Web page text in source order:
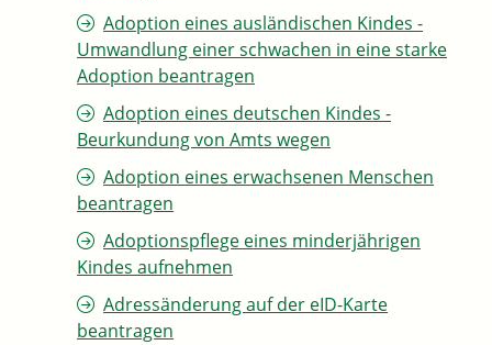
Adoption eines ausländischen Kindes -
Umwandlung einer schwachen in eine starke
Adoption beantragen
Adoption eines deutschen Kindes -
Beurkundung von Amts wegen
Adoption eines erwachsenen Menschen
beantragen
Adoptionspflege eines minderjährigen
Kindes aufnehmen
Adressänderung auf der eID-Karte
beantragen